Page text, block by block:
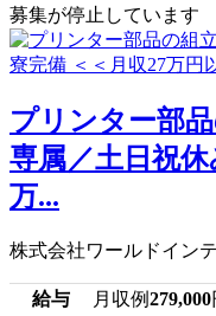
募集が停止しています
プリンター部
専属／土日祝
万...
株式会社ワールドイン
給与 月収例279,000